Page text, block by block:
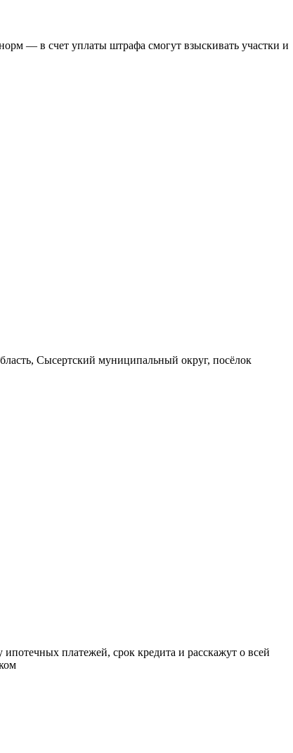
— в счет уплаты штрафа смогут взыскивать участки и
Сысертский муниципальный округ, посёлок
платежей, срок кредита и расскажут о всей